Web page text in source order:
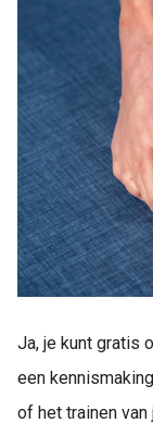
Ja, je kunt gratis
een
of het trainen